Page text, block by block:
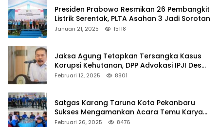
Presiden Prabowo Resmikan 26 Pembangkit
Listrik Serentak, PLTA Asahan 3 Jadi Sorotan
Januari 21, 2025 15118
Jaksa Agung Tetapkan Tersangka Kasus
Korupsi Kehutanan, DPP Advokasi IPJI Desak
Pengusutan Pajak RAPP
Februari 12, 2025 8801
Satgas Karang Taruna Kota Pekanbaru
Sukses Mengamankan Acara Temu Karya
VII Karang Taruna Pekanbaru
Februari 26, 2025 8476